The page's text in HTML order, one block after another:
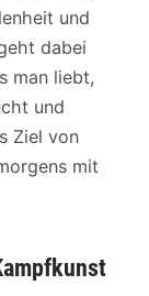
und
dabei
man liebt,
und
Ziel von
mit